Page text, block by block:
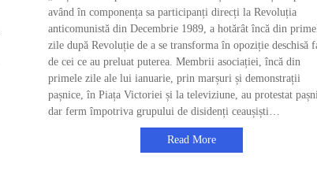
având în componența sa participanți direcți la Revoluția
anticomunistă din Decembrie 1989, a hotărât încă din
zile după Revoluție de a se transforma în opoziție deschisă
de cei ce au preluat puterea. Membrii asociației, încă din
primele zile ale lui ianuarie, prin marșuri și demonstrații
pașnice, în Piața Victoriei și la televiziune, au protestat
dar ferm împotriva grupului de disidenți ceaușiști…
Read More